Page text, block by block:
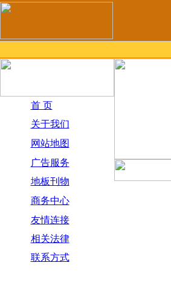
首 页
关于我们
网站地图
广告服务
地板刊物
商务中心
友情连接
相关法律
联系方式